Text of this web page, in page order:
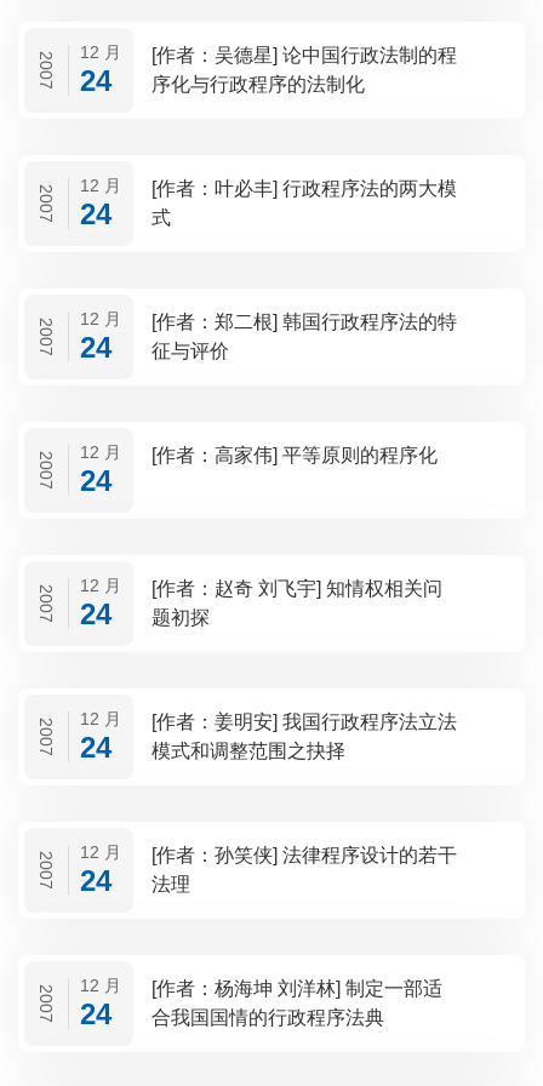
2007 12 月
24
[作者：吴德星] 论中国行政法制的程
序化与行政程序的法制化
2007 12 月
24
[作者：叶必丰] 行政程序法的两大模
式
2007 12 月
24
[作者：郑二根] 韩国行政程序法的特
征与评价
2007 12 月
24
[作者：高家伟] 平等原则的程序化
2007 12 月
24
[作者：赵奇 刘飞宇] 知情权相关问
题初探
2007 12 月
24
[作者：姜明安] 我国行政程序法立法
模式和调整范围之抉择
2007 12 月
24
[作者：孙笑侠] 法律程序设计的若干
法理
2007 12 月
24
[作者：杨海坤 刘洋林] 制定一部适
合我国国情的行政程序法典